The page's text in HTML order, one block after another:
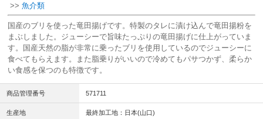
>> 魚介類
国産のブリを使った竜田揚げです。特製のタレに漬け込んで竜田揚粉を
まぶしました。ジューシーで旨味たっぷりの竜田揚げに仕上がっていま
す。国産天然の脂が非常に乗ったブリを使用しているのでジューシーに
食べてもらえます。また脂乗りがいいので冷めてもパサつかず、柔らか
い食感を保つのも特徴です。
商品管理番号 571711
生産地 最終加工地：日本(山口)